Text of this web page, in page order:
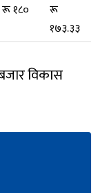
रू १८०
रू
१७३.३३
विकास